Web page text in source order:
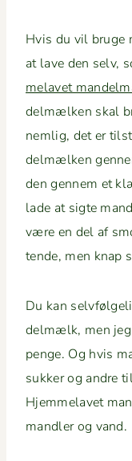
Hvis du vil bruge
at lave den selv,
melavet
delmælken skal
nem­lig, det er
delmælken
den gen­nem et
lade at sigte
være en del af
tende, men knap
Du kan
delmælk, men
penge. Og hvis
sukker og andre
Hjem­melavet
man­dler og vand.